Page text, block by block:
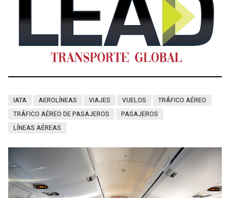
IATA AEROLÍNEAS VIAJES VUELOS
TRÁFICO AÉREO
TRÁFICO AÉREO DE PASAJEROS
PASAJEROS
LÍNEAS AÉREAS